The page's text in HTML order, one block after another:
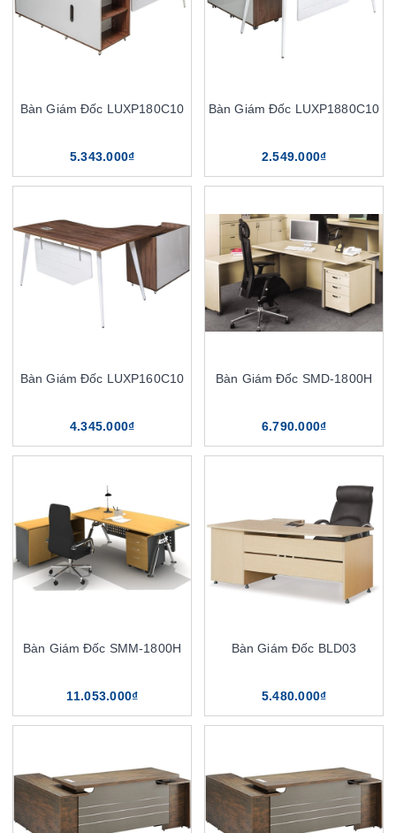
Bàn Giám Đốc LUXP180C10
5.343.000₫
Bàn Giám Đốc LUXP1880C10
2.549.000₫
Bàn Giám Đốc LUXP160C10
4.345.000₫
Bàn Giám Đốc SMD-1800H
6.790.000₫
Bàn Giám Đốc SMM-1800H
11.053.000₫
Bàn Giám Đốc BLD03
5.480.000₫